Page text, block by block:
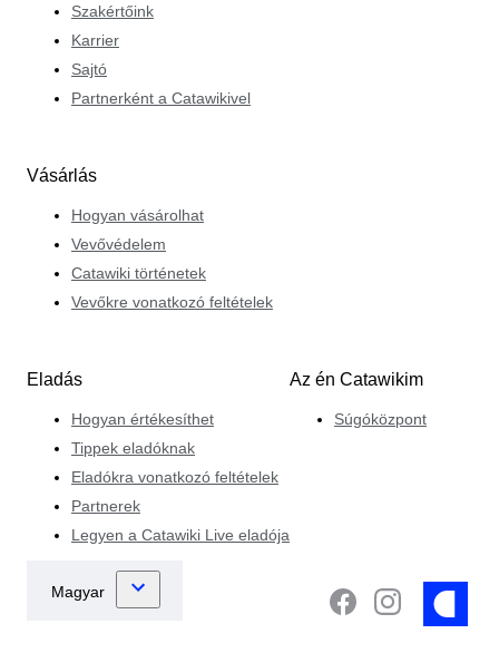
Szakértőink
Karrier
Sajtó
Partnerként a Catawikivel
Vásárlás
Hogyan vásárolhat
Vevővédelem
Catawiki történetek
Vevőkre vonatkozó feltételek
Eladás
Hogyan értékesíthet
Tippek eladóknak
Eladókra vonatkozó feltételek
Partnerek
Legyen a Catawiki Live eladója
Az én Catawikim
Súgóközpont